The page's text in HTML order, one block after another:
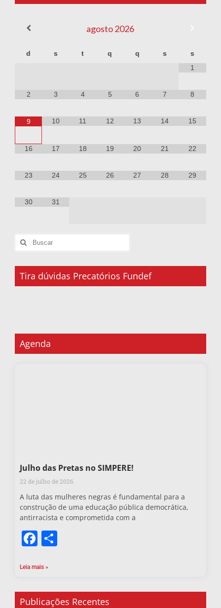
agosto2026
d s t q q s
s
1
2 3 4 5 6 7 8
9 10 11 12 13 14 15
16 17 18 19 20 21 22
23 24 25 26 27 28 29
30 31
Tira dúvidas Precatórios Fundef
Agenda
Julho das Pretas no SIMPERE!
22 de julho de 2026
A luta das mulheres negras é fundamental para a
construção de uma educação pública democrática,
antirracista e comprometida com a
Facebook
Leia mais »
Publicações Recentes